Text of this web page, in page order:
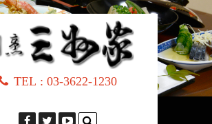
TEL : 03-3622-1230